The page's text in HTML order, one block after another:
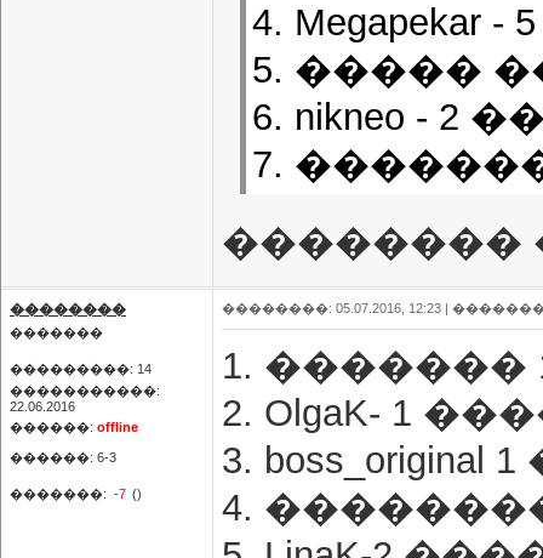
4.
5. �����
6. nikneo - 2
7.
��������
��������
�������
���������: 14
�����������:
22.06.2016
������: offline
������: 6-3
�������: -7 ()
��������: 05.07.2016, 12:23 |
1. �������
2. OlgaK- 1
3.
4.